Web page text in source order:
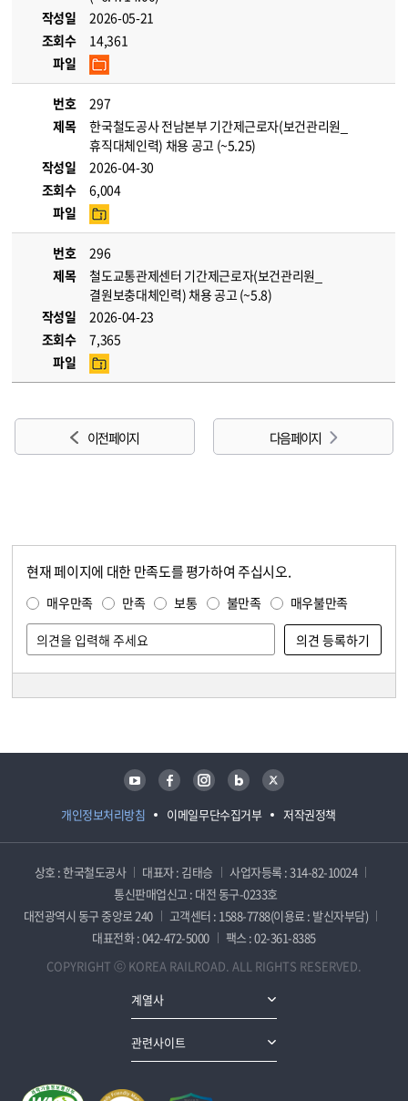
작성일
2026-05-21
조회수
14,361
파일
번호
297
제목
한국철도공사 전남본부 기간제근로자(보건관리원_
휴직대체인력) 채용 공고 (~5.25)
작성일
2026-04-30
조회수
6,004
파일
번호
296
제목
철도교통관제센터 기간제근로자(보건관리원_
결원보충대체인력) 채용 공고 (~5.8)
작성일
2026-04-23
조회수
7,365
파일
이전 페이지 다음 페이지
현재 페이지에 대한 만족도를 평가하여 주십시오.
매우만족 만족 보통 불만족 매우불만족
개인정보처리방침 이메일무단수집거부 저작권정책
유튜브 페이스북 인스타그램 블로그 트위터
상호 : 한국철도공사 대표자 : 김태승
사업자등록 : 314-82-10024
통신판매업신고 : 대전 동구-0233호
대전광역시 동구 중앙로 240
고객센터 : 1588-7788(이용료 : 발신자부담)
대표전화 : 042-472-5000
팩스 : 02-361-8385
COPYRIGHT ⓒ KOREA RAILROAD. ALL RIGHTS RESERVED.
계열사
관련사이트